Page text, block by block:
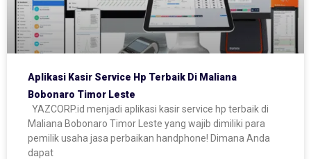
Aplikasi Kasir Service Hp Terbaik Di Maliana
Bobonaro Timor Leste
YAZCORP.id menjadi aplikasi kasir service hp terbaik di
Maliana Bobonaro Timor Leste yang wajib dimiliki para
pemilik usaha jasa perbaikan handphone! Dimana Anda
dapat